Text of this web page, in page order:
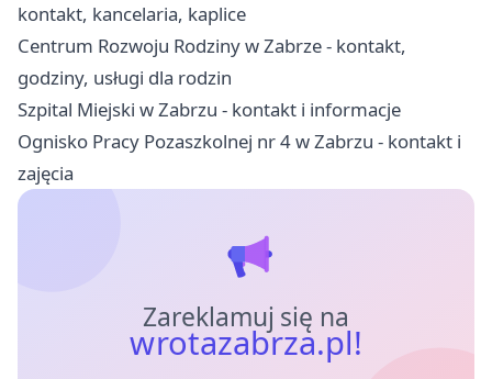
kontakt, kancelaria, kaplice
Centrum Rozwoju Rodziny w Zabrze - kontakt,
godziny, usługi dla rodzin
Szpital Miejski w Zabrzu - kontakt i informacje
Ognisko Pracy Pozaszkolnej nr 4 w Zabrzu - kontakt i
zajęcia
Zareklamuj się na
wrotazabrza.pl!